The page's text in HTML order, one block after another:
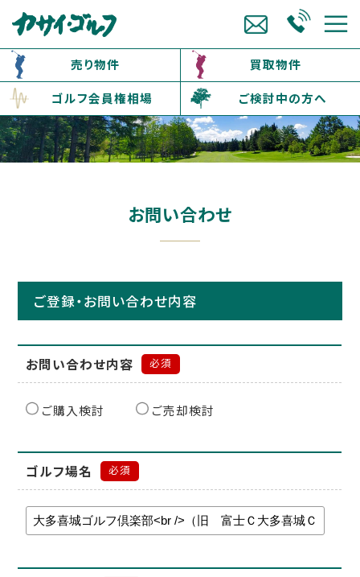
売り物件
買取物件
ゴルフ会員権相場
ご検討中の方へ
お問い合わせ
ご登録・お問い合わせ内容
お問い合わせ内容 必須
ご購入検討 ご売却検討
ゴルフ場名 必須